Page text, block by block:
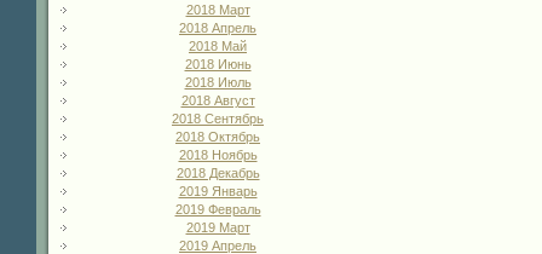
2018 Март
2018 Апрель
2018 Май
2018 Июнь
2018 Июль
2018 Август
2018 Сентябрь
2018 Октябрь
2018 Ноябрь
2018 Декабрь
2019 Январь
2019 Февраль
2019 Март
2019 Апрель